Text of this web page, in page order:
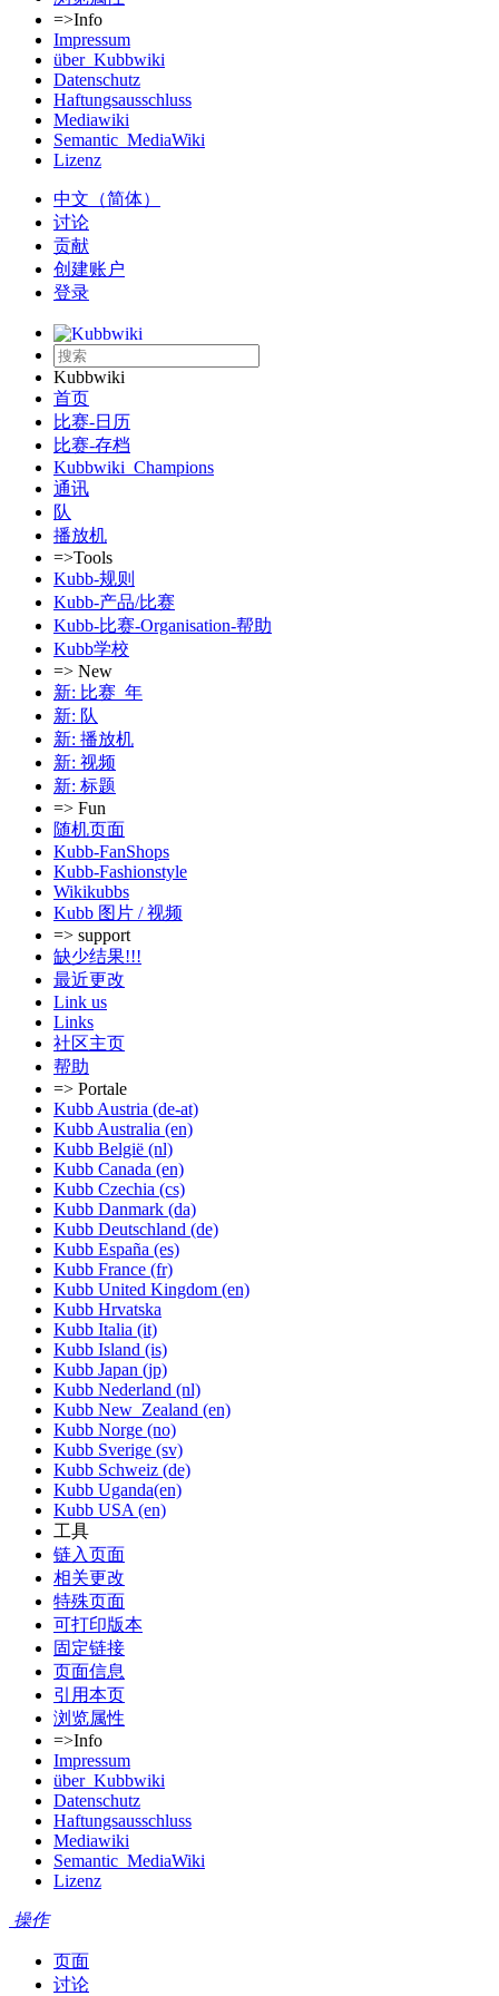
=>Info
Impressum
über_Kubbwiki
Datenschutz
Haftungsausschluss
Mediawiki
Semantic_MediaWiki
Lizenz
中文（简体）‎
讨论
贡献
创建账户
登录
Kubbwiki
首页
比赛-日历
比赛-存档
Kubbwiki_Champions
通讯
队
播放机
=>Tools
Kubb-规则
Kubb-产品/比赛
Kubb-比赛-Organisation-帮助
Kubb学校
=> New
新: 比赛_年
新: 队
新: 播放机
新: 视频
新: 标题
=> Fun
随机页面
Kubb-FanShops
Kubb-Fashionstyle
Wikikubbs
Kubb 图片 / 视频
=> support
缺少结果!!!
最近更改
Link us
Links
社区主页
帮助
=> Portale
Kubb Austria (de-at)
Kubb Australia (en)
Kubb België (nl)
Kubb Canada (en)
Kubb Czechia (cs)
Kubb Danmark (da)
Kubb Deutschland (de)
Kubb España (es)
Kubb France (fr)
Kubb United Kingdom (en)
Kubb Hrvatska
Kubb Italia (it)
Kubb Island (is)
Kubb Japan (jp)
Kubb Nederland (nl)
Kubb New_Zealand (en)
Kubb Norge (no)
Kubb Sverige (sv)
Kubb Schweiz (de)
Kubb Uganda(en)
Kubb USA (en)
工具
链入页面
相关更改
特殊页面
可打印版本
固定链接
页面信息
引用本页
浏览属性
=>Info
Impressum
über_Kubbwiki
Datenschutz
Haftungsausschluss
Mediawiki
Semantic_MediaWiki
Lizenz
操作
页面
讨论